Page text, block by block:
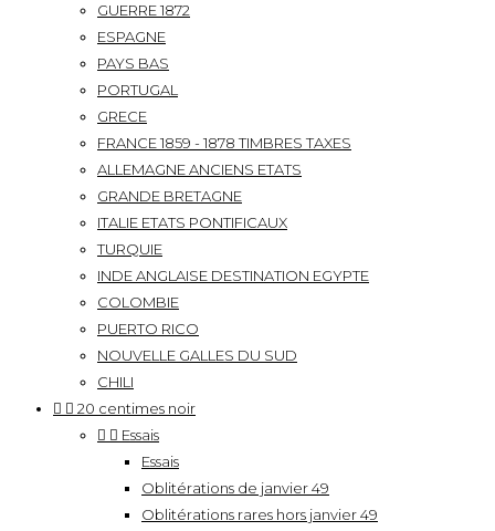
GUERRE 1872
ESPAGNE
PAYS BAS
PORTUGAL
GRECE
FRANCE 1859 - 1878 TIMBRES TAXES
ALLEMAGNE ANCIENS ETATS
GRANDE BRETAGNE
ITALIE ETATS PONTIFICAUX
TURQUIE
INDE ANGLAISE DESTINATION EGYPTE
COLOMBIE
PUERTO RICO
NOUVELLE GALLES DU SUD
CHILI
  20 centimes noir
  Essais
Essais
Oblitérations de janvier 49
Oblitérations rares hors janvier 49